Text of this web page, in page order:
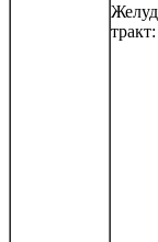
тракт: